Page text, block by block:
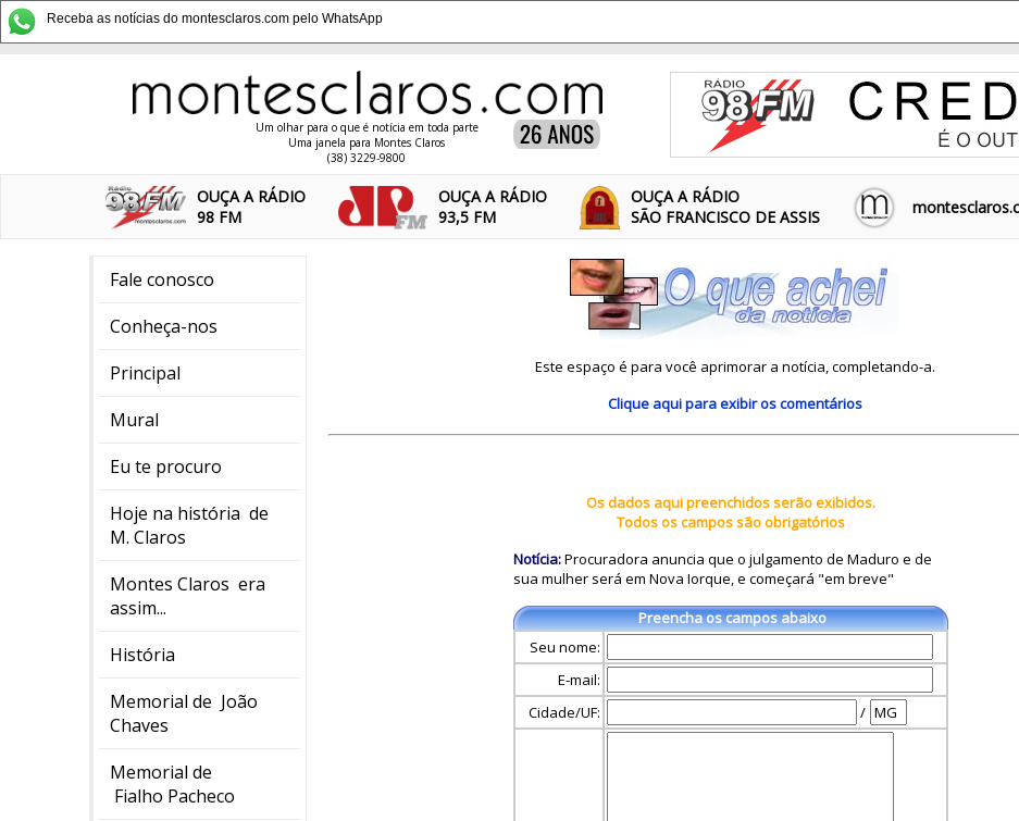
Receba as notícias do montesclaros.com pelo WhatsApp
Um olhar para o que é notícia em toda parte
Uma janela para Montes Claros
(38) 3229-9800
OUÇA A RÁDIO
98 FM
OUÇA A RÁDIO
93,5 FM
OUÇA A RÁDIO
SÃO FRANCISCO DE ASSIS
Fale conosco
Conheça-nos
Principal
Mural
Eu te procuro
Hoje na história de
M. Claros
Montes Claros era
assim...
História
Memorial de João
Chaves
Memorial de
Fialho Pacheco
Este espaço é para você aprimorar a notícia, completando-a.
Clique aquipara exibir os comentários
Os dados aqui preenchidos serão exibidos.
Todos os campos são obrigatórios
Notícia:Procuradora anuncia que o julgamento de Maduro e de
sua mulher será em Nova Iorque, e começará "em breve"
Preencha os campos abaixo
Seu nome:
E-mail:
Cidade/UF:
/